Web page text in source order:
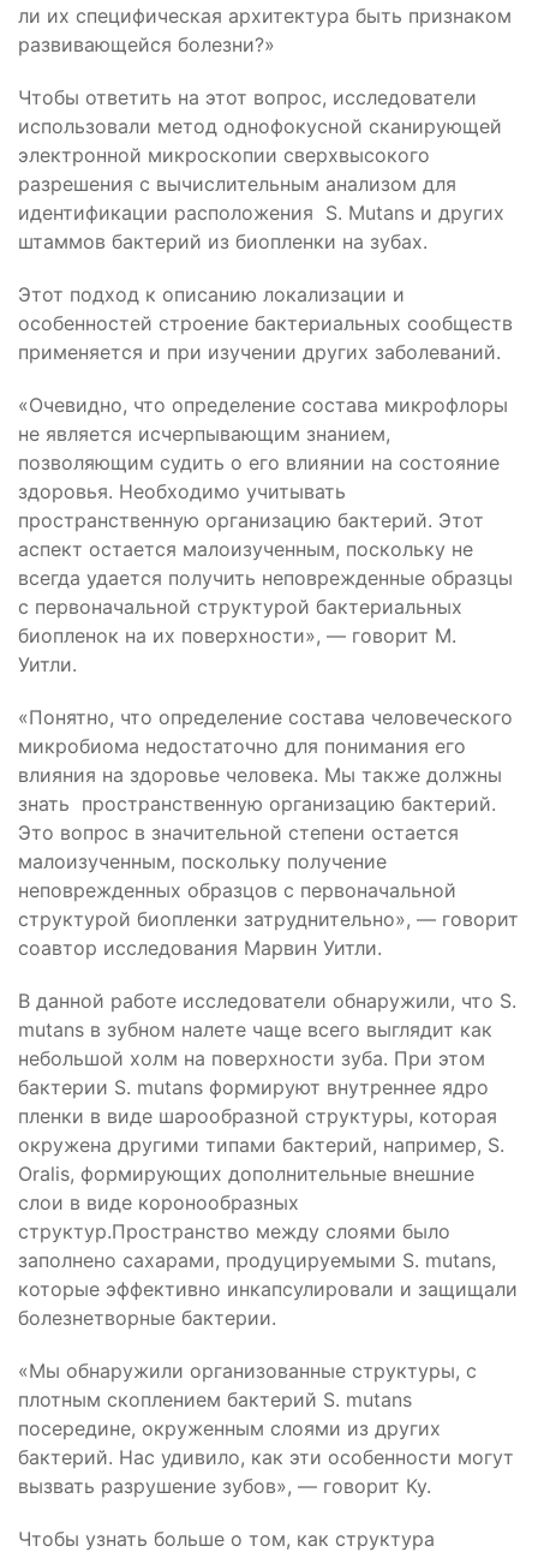
ли их специфическая архитектура быть признаком
развивающейся болезни?»
Чтобы ответить на этот вопрос, исследователи
использовали метод однофокусной сканирующей
электронной микроскопии сверхвысокого
разрешения с вычислительным анализом для
идентификации расположения S. Mutans и других
штаммов бактерий из биопленки на зубах.
Этот подход к описанию локализации и
особенностей строение бактериальных сообществ
применяется и при изучении других заболеваний.
«Очевидно, что определение состава микрофлоры
не является исчерпывающим знанием,
позволяющим судить о его влиянии на состояние
здоровья. Необходимо учитывать
пространственную организацию бактерий. Этот
аспект остается малоизученным, поскольку не
всегда удается получить неповрежденные образцы
с первоначальной структурой бактериальных
биопленок на их поверхности», — говорит М.
Уитли.
«Понятно, что определение состава человеческого
микробиома недостаточно для понимания его
влияния на здоровье человека. Мы также должны
знать пространственную организацию бактерий.
Это вопрос в значительной степени остается
малоизученным, поскольку получение
неповрежденных образцов с первоначальной
структурой биопленки затруднительно», — говорит
соавтор исследования Марвин Уитли.
В данной работе исследователи обнаружили, что S.
mutans в зубном налете чаще всего выглядит как
небольшой холм на поверхности зуба. При этом
бактерии S. mutans формируют внутреннее ядро
пленки в виде шарообразной структуры, которая
окружена другими типами бактерий, например, S.
Oralis, формирующих дополнительные внешние
слои в виде коронообразных
структур.Пространство между слоями было
заполнено сахарами, продуцируемыми S. mutans,
которые эффективно инкапсулировали и защищали
болезнетворные бактерии.
«Мы обнаружили организованные структуры, с
плотным скоплением бактерий S. mutans
посередине, окруженным слоями из других
бактерий. Нас удивило, как эти особенности могут
вызвать разрушение зубов», — говорит Ку.
Чтобы узнать больше о том, как структура